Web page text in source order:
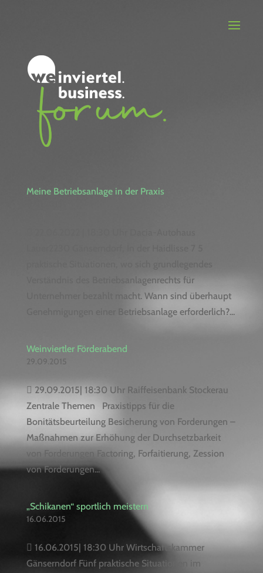
Meine Betriebsanlage in der Praxis
Verständnis des Betriebsanlagenrechts für
Unternehmer bezahlt macht. Wann sind überhaupt
Genehmigungen einer Betriebsanlage erforderlich?...
Weinviertler Förderabend
29.09.2015
 29.09.2015| 18:30 Uhr Raiffeisenbank Stockerau
Zentrale Themen Praxistipps für die
Bonitätsbeurteilung Besicherung von Forderungen –
Maßnahmen zur Erhöhung der Durchsetzbarkeit
von Forderungen Factoring, Forfaitierung, Zession
von Forderungen...
„Schikanen“ sportlich meistern
16.06.2015
 16.06.2015| 18:30 Uhr Wirtschaftskammer
Gänserndorf Fünf praktische Situationen im